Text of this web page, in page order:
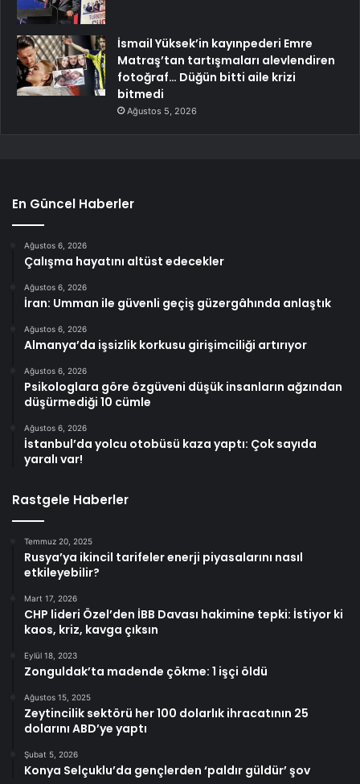
İsmail Yüksek’in kayınpederi Emre
Matraş’tan tartışmaları alevlendiren
fotoğraf… Düğün bitti aile krizi
bitmedi
Ağustos 5, 2026
En Güncel Haberler
Ağustos 6, 2026
Çalışma hayatını altüst edecekler
Ağustos 6, 2026
İran: Umman ile güvenli geçiş güzergâhında anlaştık
Ağustos 6, 2026
Almanya’da işsizlik korkusu girişimciliği artırıyor
Ağustos 6, 2026
Psikologlara göre özgüveni düşük insanların ağzından
düşürmediği 10 cümle
Ağustos 6, 2026
İstanbul’da yolcu otobüsü kaza yaptı: Çok sayıda
yaralı var!
Rastgele Haberler
Temmuz 20, 2025
Rusya’ya ikincil tarifeler enerji piyasalarını nasıl
etkileyebilir?
Mart 17, 2026
CHP lideri Özel’den İBB Davası hakimine tepki: İstiyor ki
kaos, kriz, kavga çıksın
Eylül 18, 2023
Zonguldak’ta madende çökme: 1 işçi öldü
Ağustos 15, 2025
Zeytincilik sektörü her 100 dolarlık ihracatının 25
dolarını ABD’ye yaptı
Şubat 5, 2026
Konya Selçuklu’da gençlerden ‘paldır güldür’ şov